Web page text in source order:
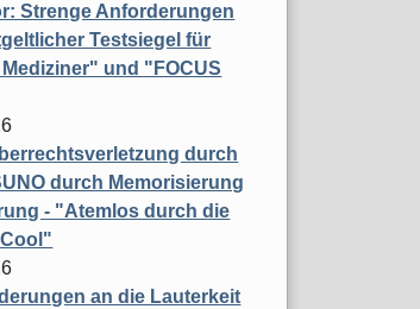
Strenge Anforderungen
Testsiegel für
und "FOCUS
durch
durch Memorisierung
- "Atemlos durch die
an die Lauterkeit